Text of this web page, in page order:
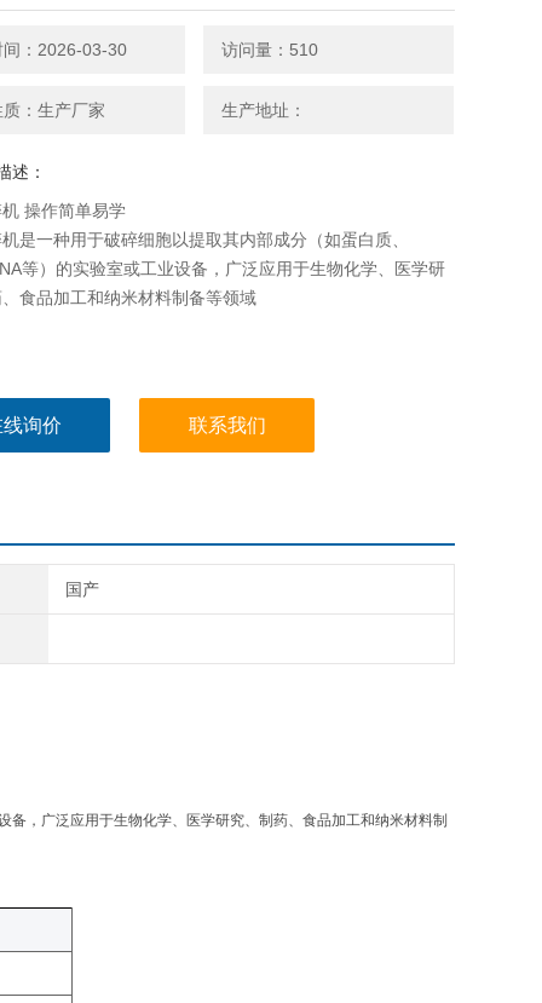
间：2026-03-30 访问量：510
质：生产厂家 生产地址：
述：
操作简单易学
是一种用于破碎细胞以提取其内部成分（如蛋白质、
等）的实验室或工业设备，广泛应用于生物化学、医学研
食品加工和纳米材料制备等领域
询价 联系我们
国产
备，广泛应用于生物化学、医学研究、制药、食品加工和纳米材料制